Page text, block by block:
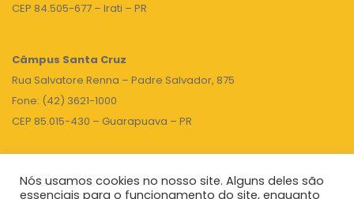
CEP 84.505-677 – Irati – PR
Câmpus Santa Cruz
Rua Salvatore Renna – Padre Salvador, 875
Fone: (42) 3621-1000
CEP 85.015-430 – Guarapuava – PR
TOPO
Nós usamos cookies no nosso site. Alguns deles são
essenciais para o funcionamento do site, enquanto